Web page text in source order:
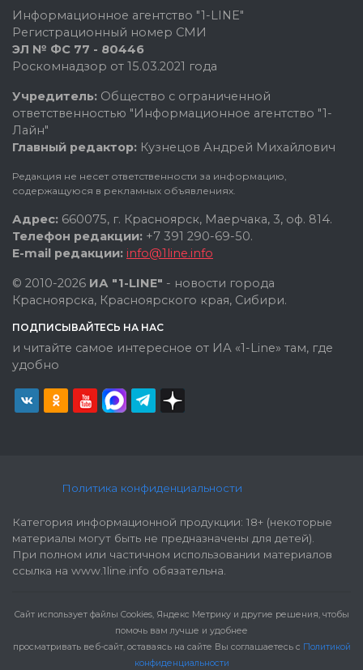
Информационное агентство "1-LINE"
Регистрационный номер СМИ
ЭЛ № ФС 77 - 80446
Роскомнадзор от 15.03.2021 года
Учредитель: Общество с ограниченной
ответственностью "Информационное агентство "1-
Лайн"
Главный редактор: Кузнецов Андрей Михайлович
Редакция не несет ответственности за информацию,
содержащуюся в рекламных объявлениях.
Адрес: 660075, г. Красноярск, Маерчака, 3, оф. 814.
Телефон редакции: +7 391 290-69-50.
E-mail редакции: info@1line.info
© 2010-2026 ИА "1-LINE" - новости города
Красноярска, Красноярского края, Сибири.
ПОДПИСЫВАЙТЕСЬ НА НАС
и читайте самое интересное от ИА «1-Line» там, где
удобно
Политика конфиденциальности
Категория информационной продукции: 18+ (некоторые
материалы могут быть не предназначены для детей).
При полном или частичном использовании материалов
ссылка на www.1line.info обязательна.
Cайт использует файлы Cookies, Яндекс Метрику и другие решения, чтобы
помочь вам лучше и удобнее
просматривать веб-сайт, оставаясь на сайте Вы соглашаетесь с Политикой
конфиденциальности